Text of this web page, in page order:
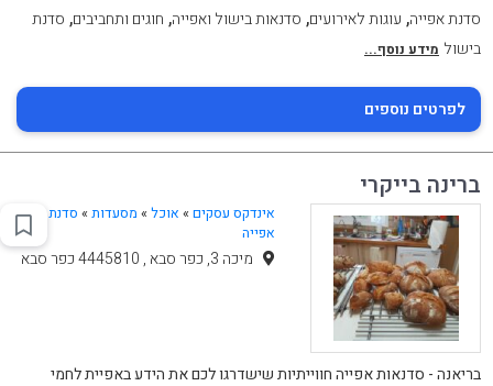
סדנת אפייה, עוגות לאירועים, סדנאות בישול ואפייה, חוגים ותחביבים, סדנת
בישול מידע נוסף...
לפרטים נוספים
ברינה בייקרי
אינדקס עסקים » אוכל» מסעדות» סדנת
אפייה
מיכה 3, כפר סבא , 4445810 כפר סבא
בריאנה - סדנאות אפייה חווייתיות שישדרגו לכם את הידע באפיית לחמי